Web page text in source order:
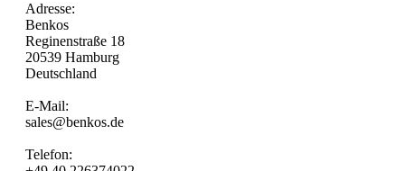
Adresse:
Benkos
Reginenstraße 18
20539 Hamburg
Deutschland
E-Mail:
sales@benkos.de
Telefon: